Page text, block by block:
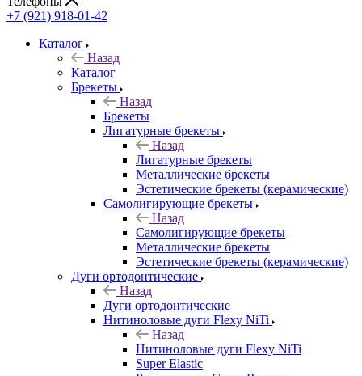
+7 (921) 918-01-42
Каталог
Назад
Каталог
Брекеты
Назад
Брекеты
Лигатурные брекеты
Назад
Лигатурные брекеты
Металлические брекеты
Эстетические брекеты (керамические)
Самолигирующие брекеты
Назад
Самолигирующие брекеты
Металлические брекеты
Эстетические брекеты (керамические)
Дуги ортодонтические
Назад
Дуги ортодонтические
Нитиноловые дуги Flexy NiTi
Назад
Нитиноловые дуги Flexy NiTi
Super Elastic